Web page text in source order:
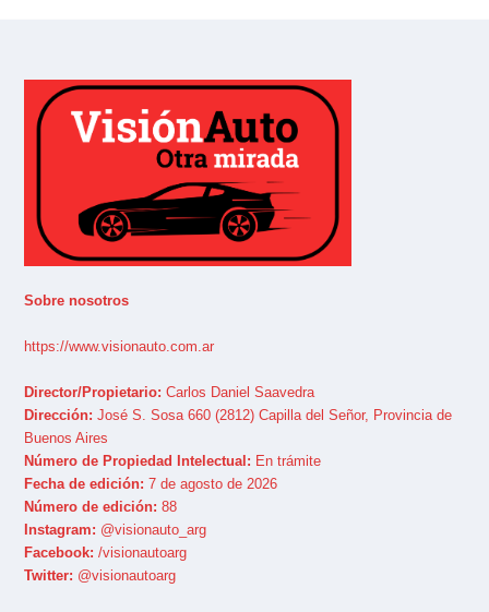
Sobre nosotros
https://www.visionauto.com.ar
Director/Propietario: Carlos Daniel Saavedra
Dirección: José S. Sosa 660 (2812) Capilla del Señor, Provincia de
Buenos Aires
Número de Propiedad Intelectual: En trámite
Fecha de edición: 7 de agosto de 2026
Número de edición: 88
Instagram: @visionauto_arg
Facebook: /visionautoarg
Twitter: @visionautoarg